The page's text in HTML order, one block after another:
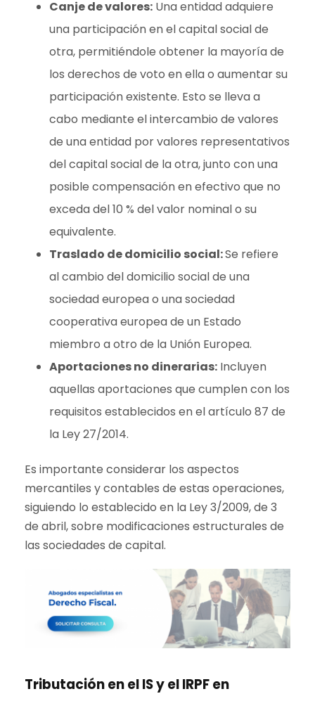
Canje de valores: Una entidad adquiere
una participación en el capital social de
otra, permitiéndole obtener la mayoría de
los derechos de voto en ella o aumentar su
participación existente. Esto se lleva a
cabo mediante el intercambio de valores
de una entidad por valores representativos
del capital social de la otra, junto con una
posible compensación en efectivo que no
exceda del 10 % del valor nominal o su
equivalente.
Traslado de domicilio social:Se refiere
al cambio del domicilio social de una
sociedad europea o una sociedad
cooperativa europea de un Estado
miembro a otro de la Unión Europea.
Aportaciones no dinerarias: Incluyen
aquellas aportaciones que cumplen con los
requisitos establecidos en el artículo 87 de
la Ley 27/2014.
Es importante considerar los aspectos
mercantiles y contables de estas operaciones,
siguiendo lo establecido en la Ley 3/2009, de 3
de abril, sobre modificaciones estructurales de
las sociedades de capital.
Tributación en el IS y el IRPF en